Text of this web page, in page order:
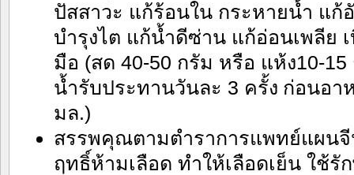
ปัสสาวะ แก้ร้อนใน กระหายน้ำ แก้
บำรุงไต แก้น้ำดีซ่าน แก้อ่อนเพลีย
มือ (สด 40-50 กรัม หรือ แห้ง10-
น้ำรับประทานวันละ 3 ครั้ง ก่อนอา
มล.)
สรรพคุณตามตำราการแพทย์แผน
ฤทธิ์ห้ามเลือด ทำให้เลือดเย็น ใช้รั